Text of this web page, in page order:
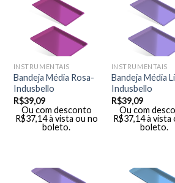
INSTRUMENTAIS
Bandeja Média Rosa-
Indusbello
R$39,09
Ou com desconto
R$37,14 à vista ou no
boleto.
INSTRUMENTAIS
Bandeja Média
Indusbello
R$39,09
Ou com
R$37,14 à vista
boleto.